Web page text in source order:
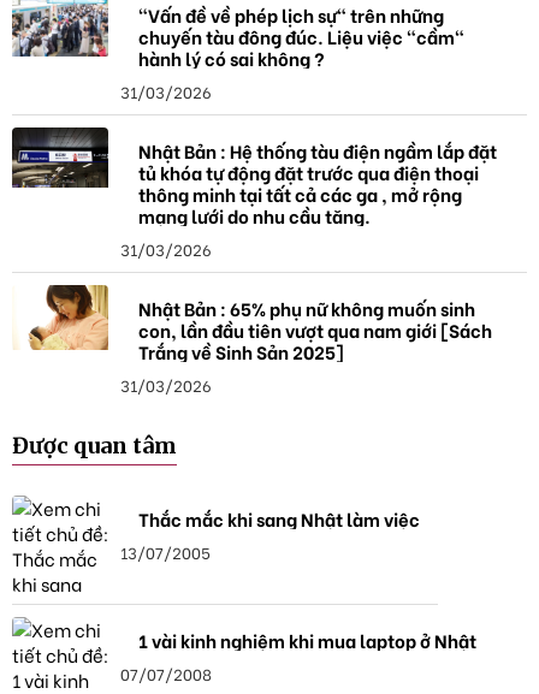
"Vấn đề về phép lịch sự" trên những
chuyến tàu đông đúc. Liệu việc "cầm"
hành lý có sai không ?
31/03/2026
Nhật Bản : Hệ thống tàu điện ngầm lắp đặt
tủ khóa tự động đặt trước qua điện thoại
thông minh tại tất cả các ga , mở rộng
mạng lưới do nhu cầu tăng.
31/03/2026
Nhật Bản : 65% phụ nữ không muốn sinh
con, lần đầu tiên vượt qua nam giới [Sách
Trắng về Sinh Sản 2025]
31/03/2026
Được quan tâm
Thắc mắc khi sang Nhật làm việc
13/07/2005
1 vài kinh nghiệm khi mua laptop ở Nhật
07/07/2008